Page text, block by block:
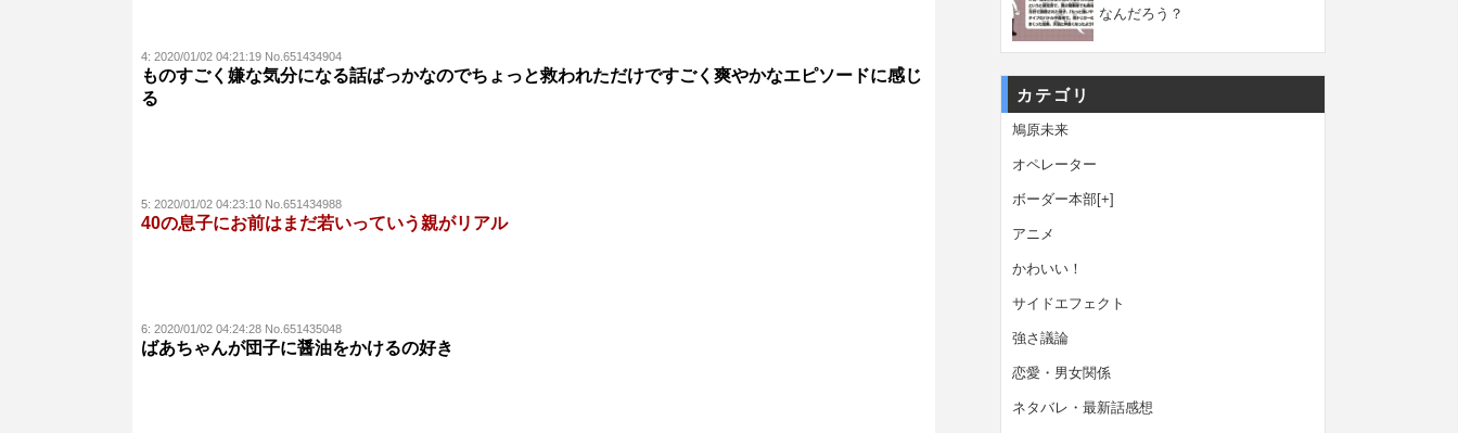
4: 2020/01/02 04:21:19 No.651434904
ものすごく嫌な気分になる話ばっかなのでちょっと救われただけですごく爽やかなエピソードに感じ
る
5: 2020/01/02 04:23:10 No.651434988
40の息子にお前はまだ若いっていう親がリアル
6: 2020/01/02 04:24:28 No.651435048
ばあちゃんが団子に醤油をかけるの好き
なんだろう？
カテゴリ
鳩原未来
オペレーター
ボーダー本部[+]
アニメ
かわいい！
サイドエフェクト
強さ議論
恋愛・男女関係
ネタバレ・最新話感想